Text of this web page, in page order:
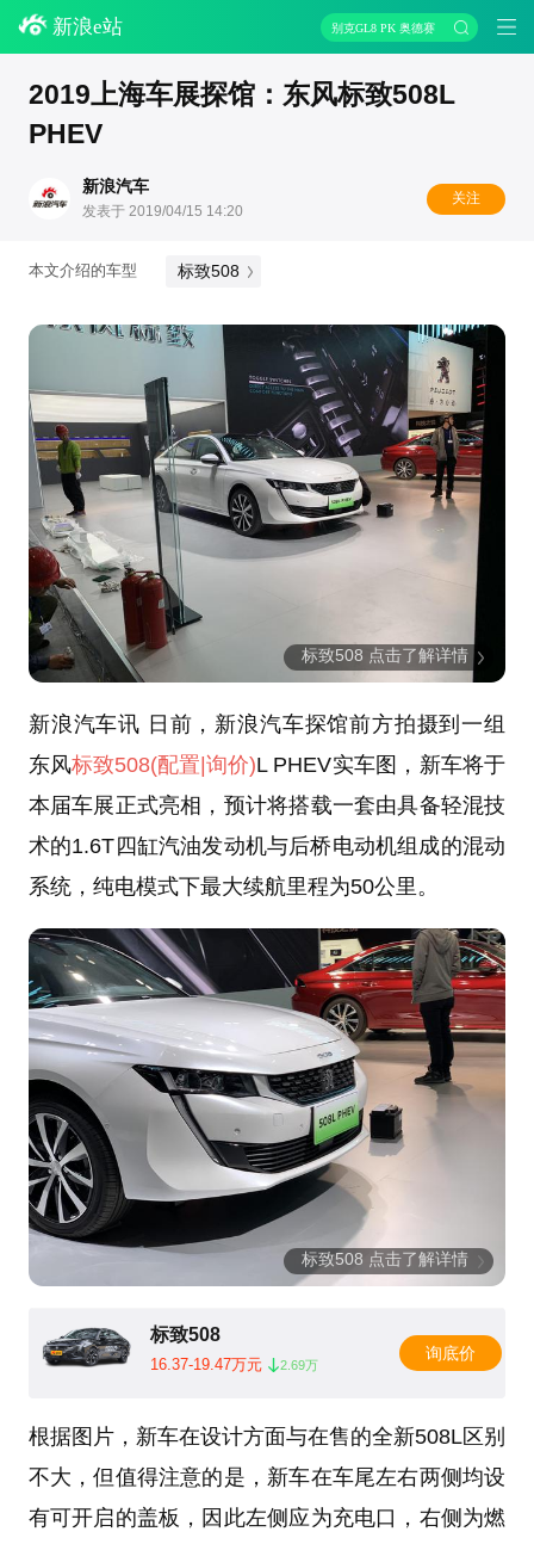
新浪e站 别克GL8 PK 奥德赛
2019上海车展探馆：东风标致508L
PHEV
新浪汽车
发表于 2019/04/15 14:20
关注
本文介绍的车型 标致508
标致508 点击了解详情
新浪汽车讯 日前，新浪汽车探馆前方拍摄到一组
东风标致508(配置|询价)L PHEV实车图，新车将于
本届车展正式亮相，预计将搭载一套由具备轻混技
术的1.6T四缸汽油发动机与后桥电动机组成的混动
系统，纯电模式下最大续航里程为50公里。
标致508 点击了解详情
标致508
16.37-19.47万元 2.69万
询底价
根据图片，新车在设计方面与在售的全新508L区别
不大，但值得注意的是，新车在车尾左右两侧均设
有可开启的盖板，因此左侧应为充电口，右侧为燃